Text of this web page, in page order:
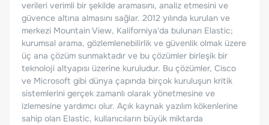
verileri verimli bir şekilde aramasını, analiz etmesini ve
güvence altına almasını sağlar. 2012 yılında kurulan ve
merkezi Mountain View, Kaliforniya'da bulunan Elastic;
kurumsal arama, gözlemlenebilirlik ve güvenlik olmak üzere
üç ana çözüm sunmaktadır ve bu çözümler birleşik bir
teknoloji altyapısı üzerine kuruludur. Bu çözümler, Cisco
ve Microsoft gibi dünya çapında birçok kuruluşun kritik
sistemlerini gerçek zamanlı olarak yönetmesine ve
izlemesine yardımcı olur. Açık kaynak yazılım kökenlerine
sahip olan Elastic, kullanıcıların büyük miktarda